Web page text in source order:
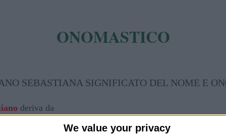
We value your privacy
ONOMASTICO
deriva da
deriva da un termine della lingua greco-bizantina